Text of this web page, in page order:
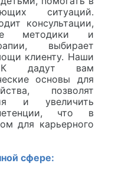
ситуаций.
консультации,
методики и
выбирает
клиенту. Наши
дадут вам
основы для
позволят
и увеличить
что в
для карьерного
сфере: